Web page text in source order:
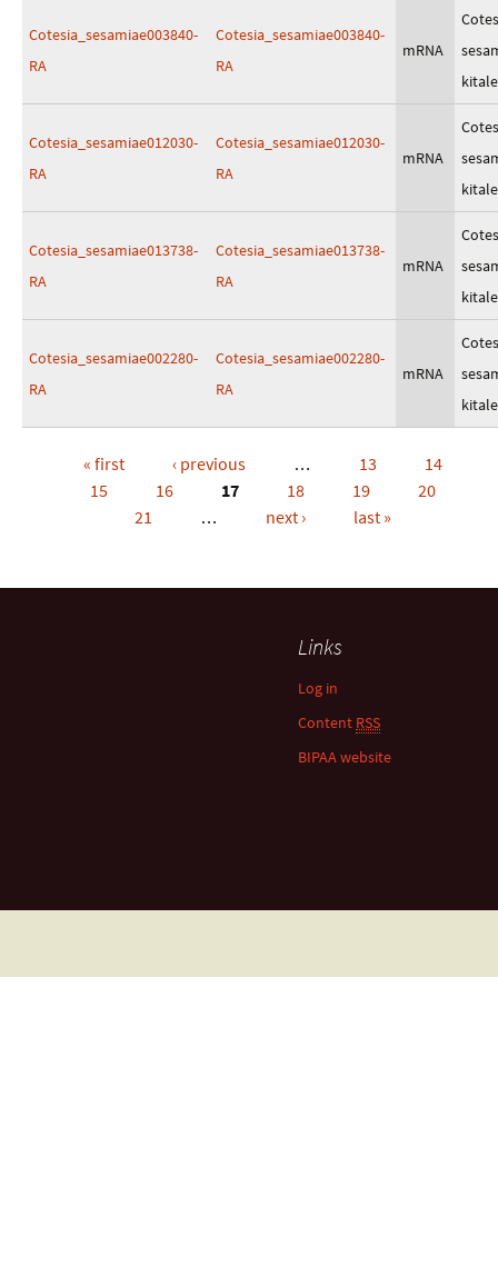
Cotesia_sesamiae003840-
RA
Cotesia_sesamiae003840-
RA
mRNA
kitale
Cotesia_sesamiae012030-
RA
Cotesia_sesamiae012030-
RA
mRNA
kitale
Cotesia_sesamiae013738-
RA
Cotesia_sesamiae013738-
RA
mRNA
kitale
Cotesia_sesamiae002280-
RA
Cotesia_sesamiae002280-
RA
mRNA
kitale
Pages
« first ‹ previous … 13
14
15
16 17 18 19
20
21
… next › last »
Links
Log in
Content RSS
BIPAA website